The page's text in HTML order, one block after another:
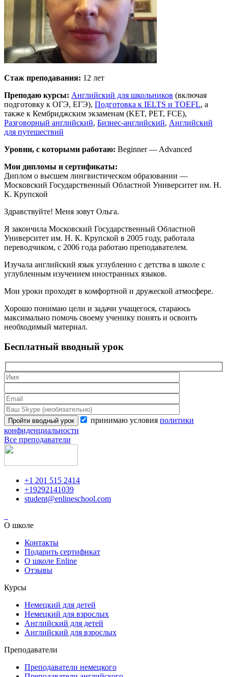
Стаж преподавания: 12 лет
Преподаю курсы: Английский для школьников (включая
подготовку к ОГЭ, ЕГЭ), Подготовка к IELTS и TOEFL, а
также к Кембриджским экзаменам (KET, PET, FCE),
Разговорный английский, Бизнес-английский, Английский
для путешествий
Уровни, с которыми работаю: Beginner — Advanced
Мои дипломы и сертификаты:
Диплом о высшем лингвистическом образовании —
Московский Государственный Областной Университет им. Н.
К. Крупской
Здравствуйте! Меня зовут Ольга.
Я закончила Московский Государственный Областной
Университет им. Н. К. Крупской в 2005 году, работала
переводчиком, с 2006 года работаю преподавателем.
Изучала английский язык углубленно с детства в школе с
углубленным изучением иностранных языков.
Мои уроки проходят в комфортной и дружеской атмосфере.
Хорошо понимаю цели и задачи учащегося, стараюсь
максимально помочь своему ученику понять и освоить
необходимый материал.
Бесплатный вводный урок
принимаю условия политики
конфиденциальности
Все преподаватели
+1 201 515 2414
+19292141039
student@enlineschool.com
О школе
Контакты
Подарить сертификат
О школе Enline
Отзывы
Курсы
Немецкий для детей
Немецкий для взрослых
Английский для детей
Английский для взрослых
Преподаватели
Преподаватели немецкого